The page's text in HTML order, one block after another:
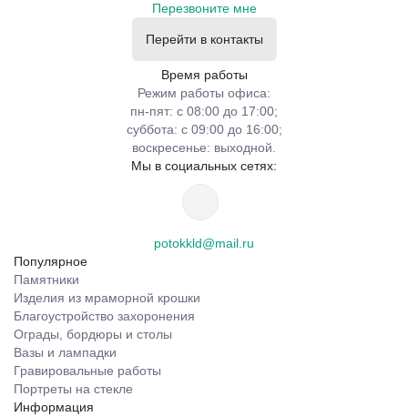
Перезвоните мне
Перейти в контакты
Время работы
Режим работы офиса:
пн-пят: с 08:00 до 17:00;
суббота: с 09:00 до 16:00;
воскресенье: выходной.
Мы в социальных сетях:
potokkld@mail.ru
Популярное
Памятники
Изделия из мраморной крошки
Благоустройство захоронения
Ограды, бордюры и столы
Вазы и лампадки
Гравировальные работы
Портреты на стекле
Информация